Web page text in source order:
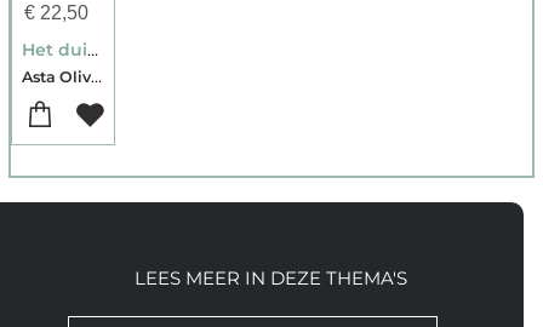
€22,50
Het duivelsboek
Asta Olivia Nordenhof
LEES MEER IN DEZE THEMA'S